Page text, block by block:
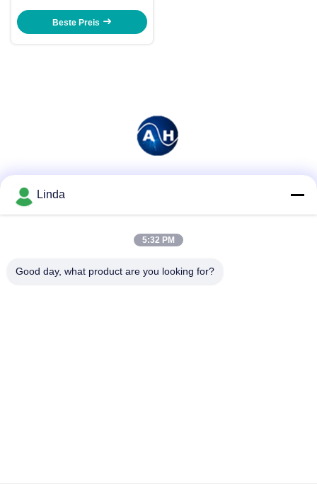
Pflanzen
Beste Preis
Linda
5:32 PM
Good day, what product are you looking for?